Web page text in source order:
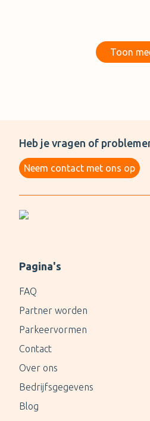
Toon
Heb je vragen of
Neem contact met ons op
Pagina's
FAQ
Partner worden
Parkeervormen
Contact
Over ons
Bedrijfsgegevens
Blog